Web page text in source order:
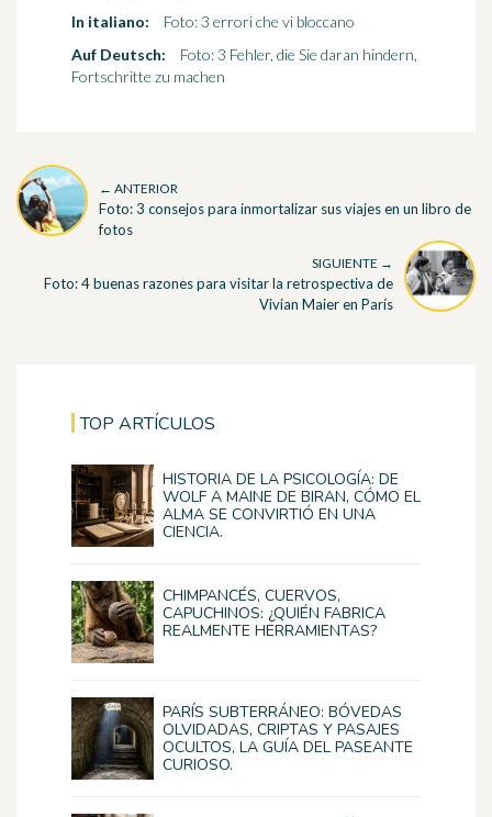
In italiano:
Foto: 3 errori che vi bloccano
Auf Deutsch:
Foto: 3 Fehler, die Sie daran hindern,
Fortschritte zu machen
← ANTERIOR
Foto: 3 consejos para inmortalizar sus viajes en un libro de
fotos
SIGUIENTE →
Foto: 4 buenas razones para visitar la retrospectiva de
Vivian Maier en París
TOP ARTÍCULOS
HISTORIA DE LA PSICOLOGÍA: DE
WOLF A MAINE DE BIRAN, CÓMO EL
ALMA SE CONVIRTIÓ EN UNA
CIENCIA.
CHIMPANCÉS, CUERVOS,
CAPUCHINOS: ¿QUIÉN FABRICA
REALMENTE HERRAMIENTAS?
PARÍS SUBTERRÁNEO: BÓVEDAS
OLVIDADAS, CRIPTAS Y PASAJES
OCULTOS, LA GUÍA DEL PASEANTE
CURIOSO.